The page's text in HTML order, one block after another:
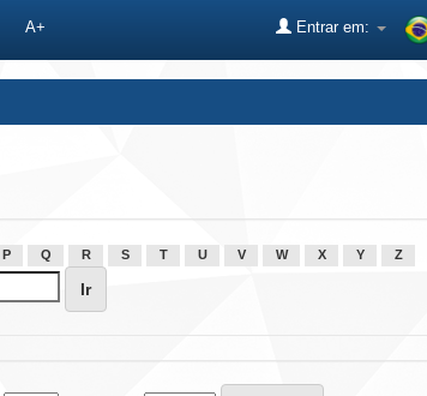
A+ Entrar em:
P Q R S T U V W X Y Z